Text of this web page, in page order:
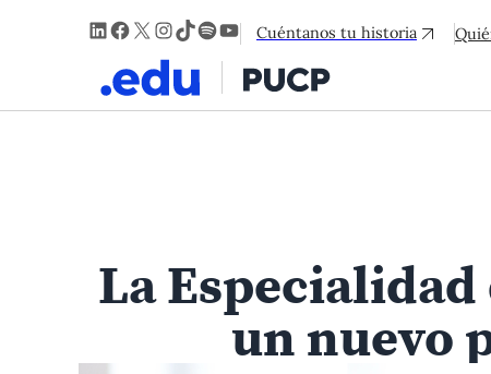
LinkedIn
Facebook
X Instagram
TikTok
Spotify
YouTube
Cuéntanos tu historia
La
un nuevo